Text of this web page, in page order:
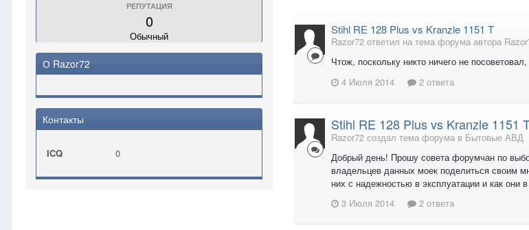
РЕПУТАЦИЯ
0
Обычный
О Razor72
Контакты
ICQ 0
Stihl RE 128 Plus vs Kranzle 1151 T
Razor72 ответил на тема форума автора
Чтож, поскольку никто ничего не
4 Июля 2014
2 ответа
Stihl RE 128 Plus vs Kranzle 1151
Razor72 создал тема форума в Бытовые АВД
Добрый день! Прошу совета форумчан по
владельцев данных моек поделиться своим
них с надежностью в эксплуатации и как они
3 Июля 2014
2 ответа